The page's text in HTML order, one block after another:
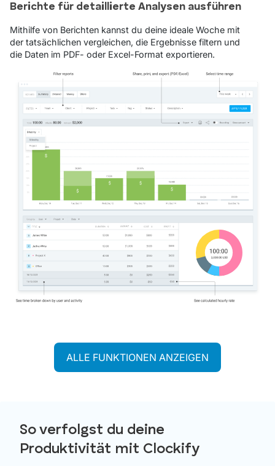
Berichte für detaillierte Analysen ausführen
Mithilfe von Berichten kannst du deine ideale Woche mit
der tatsächlichen vergleichen, die Ergebnisse filtern und
die Daten im PDF- oder Excel-Format exportieren.
ALLE FUNKTIONEN ANZEIGEN
So verfolgst du deine
Produktivität mit Clockify